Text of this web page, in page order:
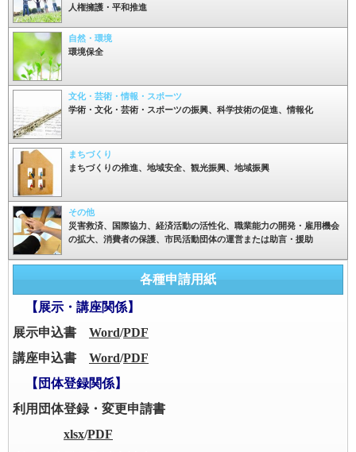
人権擁護・平和推進
自然・環境
環境保全
文化・芸術・情報・スポーツ
学術・文化・芸術・スポーツの振興、科学技術の促進、情報化
まちづくり
まちづくりの推進、地域安全、観光振興、地域振興
その他
災害救済、国際協力、経済活動の活性化、職業能力の開発・雇用機会
の拡大、消費者の保護、市民活動団体の運営または助言・援助
各種申請用紙
【展示・講座関係】
展示申込書 Word/PDF
講座申込書 Word/PDF
【団体登録関係】
利用団体登録・変更申請書
xlsx/PDF